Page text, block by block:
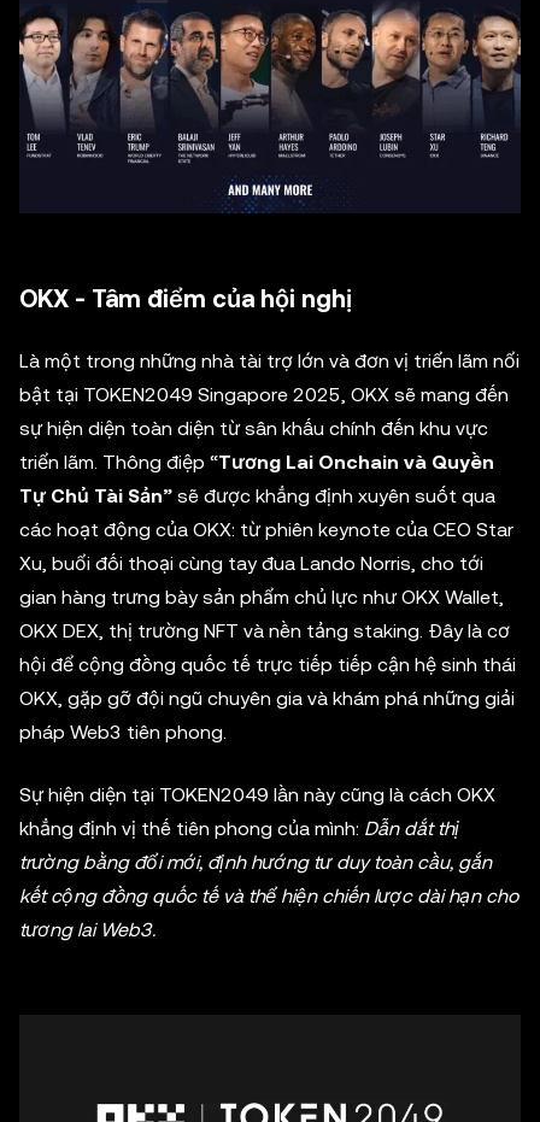
OKX - Tâm điểm của hội nghị
Là một trong những nhà tài trợ lớn và đơn vị triển lãm nổi
bật tại TOKEN2049 Singapore 2025, OKX sẽ mang đến
sự hiện diện toàn diện từ sân khấu chính đến khu vực
triển lãm. Thông điệp “Tương Lai Onchain và Quyền
Tự Chủ Tài Sản” sẽ được khẳng định xuyên suốt qua
các hoạt động của OKX: từ phiên keynote của CEO Star
Xu, buổi đối thoại cùng tay đua Lando Norris, cho tới
gian hàng trưng bày sản phẩm chủ lực như OKX Wallet,
OKX DEX, thị trường NFT và nền tảng staking. Đây là cơ
hội để cộng đồng quốc tế trực tiếp tiếp cận hệ sinh thái
OKX, gặp gỡ đội ngũ chuyên gia và khám phá những giải
pháp Web3 tiên phong.
Sự hiện diện tại TOKEN2049 lần này cũng là cách OKX
khẳng định vị thế tiên phong của mình: Dẫn dắt thị
trường bằng đổi mới, định hướng tư duy toàn cầu, gắn
kết cộng đồng quốc tế và thể hiện chiến lược dài hạn cho
tương lai Web3.